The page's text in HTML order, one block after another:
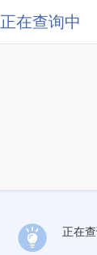
正在查询中
正在